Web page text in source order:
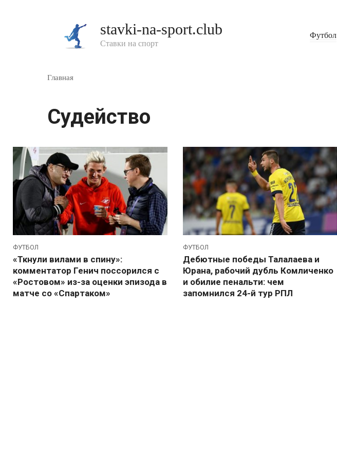
stavki-na-sport.club
Ставки на спорт
Футбол
Главная
Судейство
ФУТБОЛ
«Ткнули вилами в спину»:
комментатор Генич поссорился с
«Ростовом» из-за оценки эпизода в
матче со «Спартаком»
ФУТБОЛ
Дебютные победы Талалаева и
Юрана, рабочий дубль Комличенко
и обилие пенальти: чем
запомнился 24-й тур РПЛ